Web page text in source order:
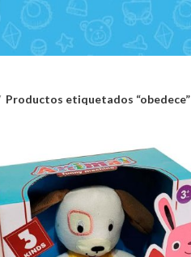
Productos etiquetados “obedece”